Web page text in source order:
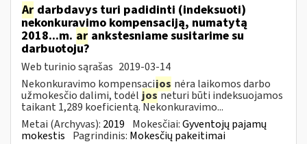
Ar darbdavys turi padidinti (indeksuoti)
nekonkuravimo kompensaciją, numatytą
2018...m. ar ankstesniame susitarime su
darbuotoju?
Web turinio sąrašas 2019-03-14
Nekonkuravimo kompensacijos nėra laikomos darbo
užmokesčio dalimi, todėl josneturi būti indeksuojamos
taikant 1,289 koeficientą. Nekonkuravimo...
Metai (Archyvas): 2019 Mokesčiai:Gyventojų pajamų
mokestis Pagrindinis: Mokesčių pakeitimai